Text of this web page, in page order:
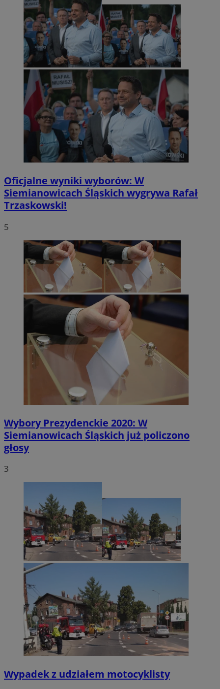
Oficjalne wyniki wyborów: W
Siemianowicach Śląskich wygrywa Rafał
Trzaskowski!
5
Wybory Prezydenckie 2020: W
Siemianowicach Śląskich już policzono
głosy
3
Wypadek z udziałem motocyklisty